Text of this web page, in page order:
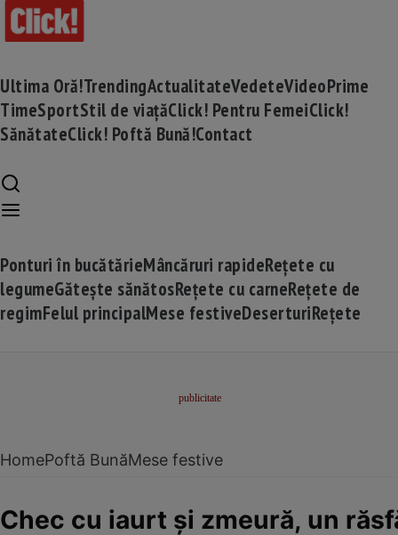
Ultima Oră!TrendingActualitateVedeteVideoPrime
TimeSportStil de viațăClick! Pentru FemeiClick!
SănătateClick! Poftă Bună!Contact
Ponturi în bucătărieMâncăruri rapideRețete cu
legumeGătește sănătosRețete cu carneRețete de
regimFelul principalMese festiveDeserturiRețete
HomePoftă BunăMese festive
Chec cu iaurt şi zmeură, un